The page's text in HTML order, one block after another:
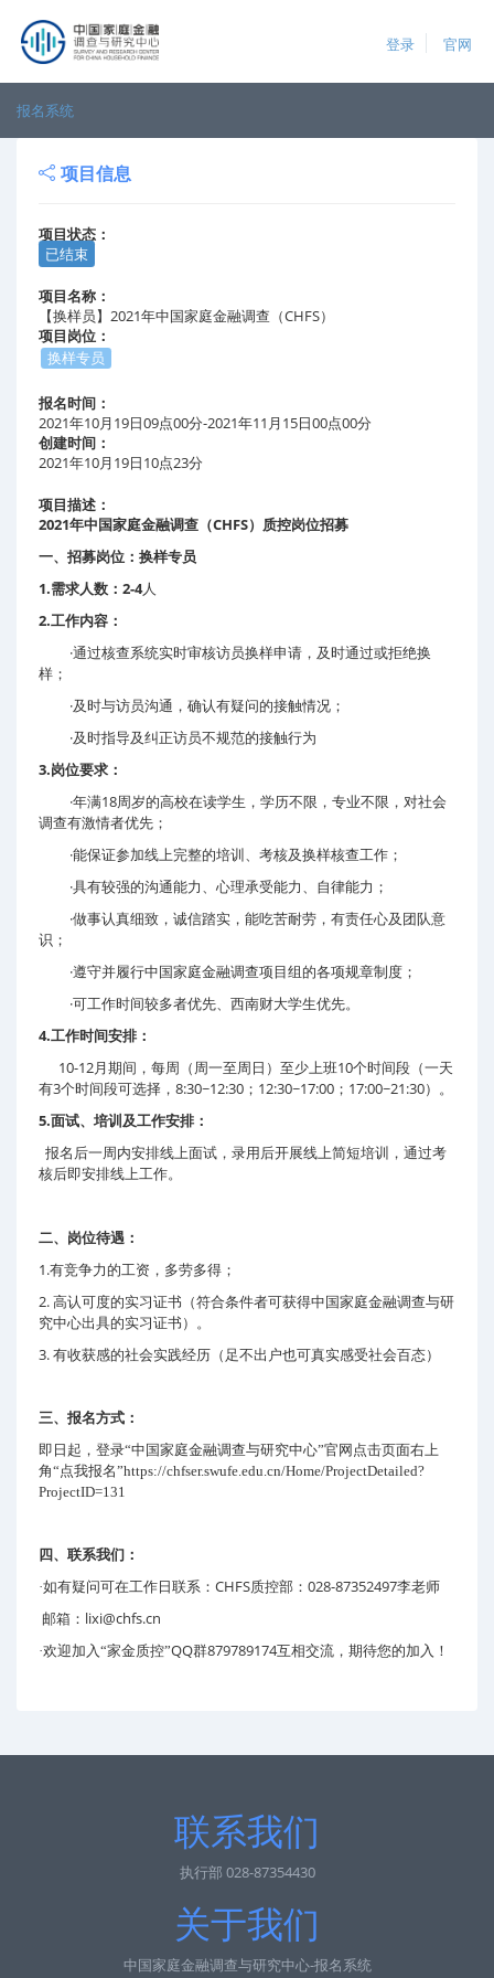
登录 官网
报名系统
项目信息
项目状态：
已结束
项目名称：
【换样员】2021年中国家庭金融调查（CHFS）
项目岗位：
换样专员
报名时间：
2021年10月19日09点00分-2021年11月15日00点00分
创建时间：
2021年10月19日10点23分
项目描述：
2021年中国家庭金融调查（CHFS）质控岗位招募
一、招募岗位： 换样专员
1.需求人数：2-4人
2.工作内容：
·通过核查系统实时审核访员换样申请，及时通过或拒绝换
样；
·及时与访员沟通，确认有疑问的接触情况；
·及时指导及纠正访员不规范的接触行为
3.岗位要求：
·年满18周岁的高校在读学生，学历不限，专业不限，对社会
调查有激情者优先；
·能保证参加线上完整的培训、考核及换样核查工作；
·具有较强的沟通能力、心理承受能力、自律能力；
·做事认真细致，诚信踏实，能吃苦耐劳，有责任心及团队意
识；
·遵守并履行中国家庭金融调查项目组的各项规章制度；
·可工作时间较多者优先、西南财大学生优先。
4.工作时间安排：
10-12月期间，每周（周一至周日）至少上班10个时间段（一天
有3个时间段可选择， 8:30~12:30；12:30~17:00；17:00~21:30）。
5.面试、培训及工作安排：
报名后一周内安排线上面试，录用后开展线上简短培训，通过考
核后即安排线上工作。
二、岗位待遇：
1.有竞争力的工资，多劳多得；
2. 高认可度的实习证书（符合条件者可获得中国家庭金融调查与研
究中心出具的实习证书）。
3. 有收获感的社会实践经历（足不出户也可真实感受社会百态）
三、报名方式：
即日起，登录“中国家庭金融调查与研究中心”官网点击页面右上
角“点我报名”https://chfser.swufe.edu.cn/Home/ProjectDetailed?
ProjectID=131
四、联系我们：
·如有疑问可在工作日联系： CHFS质控部： 028-87352497李老师
邮箱： lixi@chfs.cn
·欢迎加入“家金质控”QQ群879789174互相交流，期待您的加入！
联系我们
执行部 028-87354430
关于我们
中国家庭金融调查与研究中心-报名系统